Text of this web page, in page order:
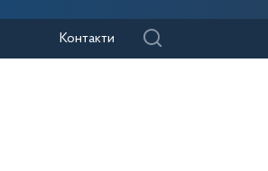
Контакти